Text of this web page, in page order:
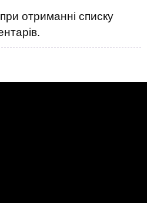
отриманні списку